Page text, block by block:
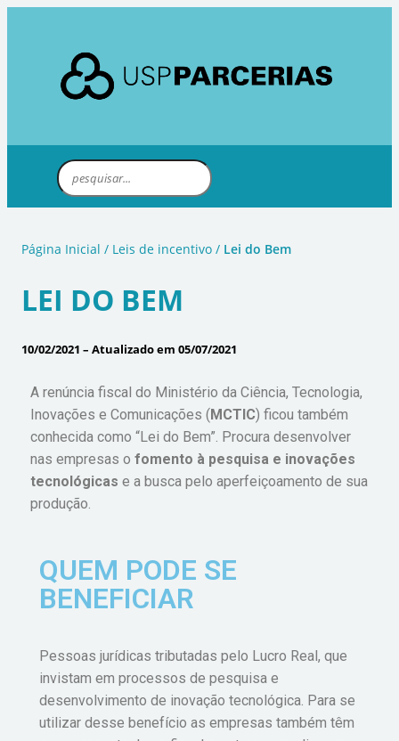
Página Inicial / Leis de incentivo / Lei do Bem
LEI DO BEM
10/02/2021 – Atualizado em 05/07/2021
A renúncia fiscal do Ministério da Ciência, Tecnologia,
Inovações e Comunicações ( MCTIC) ficou também
conhecida como “Lei do Bem”. Procura desenvolver
nas empresas o fomento à pesquisa e inovações
tecnológicas e a busca pelo aperfeiçoamento de sua
produção.
QUEM PODE SE
BENEFICIAR
Pessoas jurídicas tributadas pelo Lucro Real, que
invistam em processos de pesquisa e
desenvolvimento de inovação tecnológica. Para se
utilizar desse benefício as empresas também têm